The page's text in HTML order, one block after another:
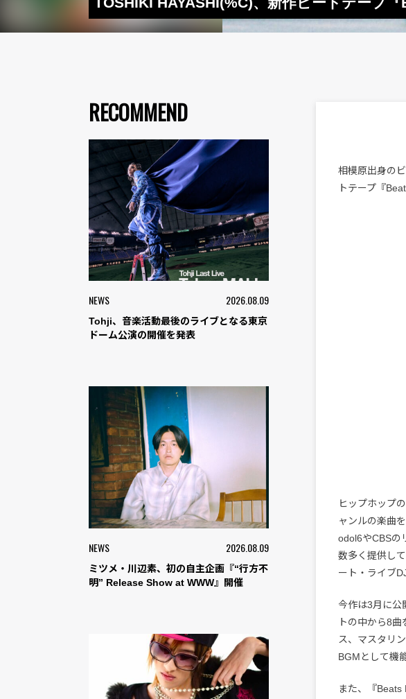
RECOMMEND
NEWS 2026.08.09
Tohji、音楽活動最後のライブとなる東京
ドーム公演の開催を発表
NEWS 2026.08.09
ミツメ・川辺素、初の自主企画『“行方不
明” Release Show at WWW』開催
相模原出身の
トテープ『
ヒップホップ
ャンルの楽曲
odol6やCBSの
数多く提供し
ート・ライブ
今作は3月に公
トの中から8
ス、マスタリ
BGMとして機
また、『Beats